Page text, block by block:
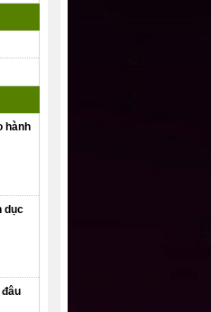
hành
dục